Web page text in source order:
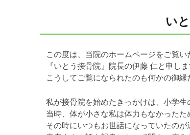
い
この度は、当院のホームページをご覧い
『いとう接骨院』院長の伊藤 仁と申しま
こうしてご覧になられたのも何かの御
私が接骨院を始めたきっかけは、小学生
当時、体が小さな私は体力もなかったた
その時にいつもお世話になっていたのが